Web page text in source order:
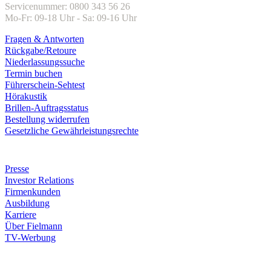
Servicenummer: 0800 343 56 26
Mo-Fr: 09-18 Uhr - Sa: 09-16 Uhr
Fragen & Antworten
Rückgabe/Retoure
Niederlassungssuche
Termin buchen
Führerschein-Sehtest
Hörakustik
Brillen-Auftragsstatus
Bestellung widerrufen
Gesetzliche Gewährleistungsrechte
Presse
Investor Relations
Firmenkunden
Ausbildung
Karriere
Über Fielmann
TV-Werbung